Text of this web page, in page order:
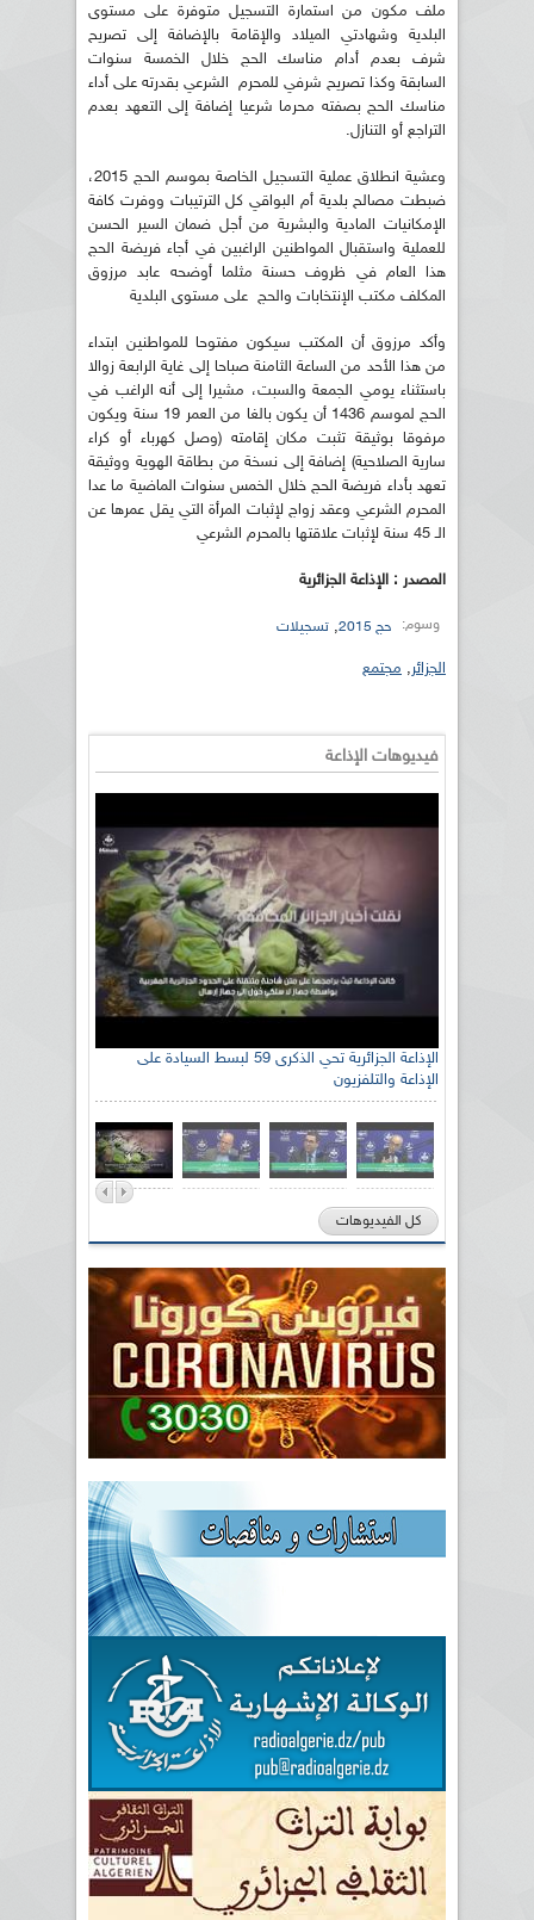
ملف مكون من استمارة التسجيل متوفرة على مستوى
البلدية وشهادتي الميلاد والإقامة بالإضافة إلى تصريح
شرف بعدم أدام مناسك الحج خلال الخمسة سنوات
السابقة وكذا تصريح شرفي للمحرم الشرعي بقدرته على أداء
مناسك الحج بصفته محرما شرعيا إضافة إلى التعهد بعدم
التراجع أو التنازل.
وعشية انطلاق عملية التسجيل الخاصة بموسم الحج 2015،
ضبطت مصالح بلدية أم البواقي كل الترتيبات ووفرت كافة
الإمكانيات المادية والبشرية من أجل ضمان السير الحسن
للعملية واستقبال المواطنين الراغبين في أجاء فريضة الحج
هذا العام في ظروف حسنة مثلما أوضحه عابد مرزوق
المكلف مكتب الإنتخابات والحج على مستوى البلدية
وأكد مرزوق أن المكتب سيكون مفتوحا للمواطنين ابتداء
من هذا الأحد من الساعة الثامنة صباحا إلى غاية الرابعة زوالا
باستثناء يومي الجمعة والسبت، مشيرا إلى أنه الراغب في
الحج لموسم 1436 أن يكون بالغا من العمر 19 سنة ويكون
مرفوقا بوثيقة تثبت مكان إقامته (وصل كهرباء أو كراء
سارية الصلاحية) إضافة إلى نسخة من بطاقة الهوية ووثيقة
تعهد بأداء فريضة الحج خلال الخمس سنوات الماضية ما عدا
المحرم الشرعي وعقد زواج لإثبات المرأة التي يقل عمرها عن
الـ 45 سنة لإثبات علاقتها بالمحرم الشرعي
المصدر : الإذاعة الجزائرية
وسوم: حج 2015 , تسجيلات
الجزائر, مجتمع
فيديوهات الإذاعة
الإذاعة الجزائرية تحي الذكرى 59 لبسط السيادة على
الإذاعة والتلفزيون
كل الفيديوهات